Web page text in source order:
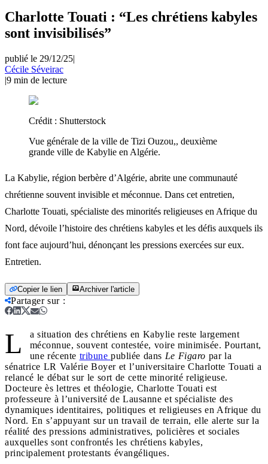
Charlotte Touati : “Les chrétiens kabyles
sont invisibilisés”
publié le 29/12/25|
Cécile Séveirac
|9 min de lecture
Crédit : Shutterstock
Vue générale de la ville de Tizi Ouzou,, deuxième
grande ville de Kabylie en Algérie.
La Kabylie, région berbère d’Algérie, abrite une communauté
chrétienne souvent invisible et méconnue. Dans cet entretien,
Charlotte Touati, spécialiste des minorités religieuses en Afrique du
Nord, dévoile l’histoire des chrétiens kabyles et les défis auxquels ils
font face aujourd’hui, dénonçant les pressions exercées sur eux.
Entretien.
Copier le lien Archiver l'article
Partager sur:
L
a situation des chrétiens en Kabylie reste largement
méconnue, souvent contestée, voire minimisée. Pourtant,
une récente tribune publiée dans Le Figaro par la
sénatrice LR Valérie Boyer et l’universitaire Charlotte Touati a
relancé le débat sur le sort de cette minorité religieuse.
Docteure ès lettres et théologie, Charlotte Touati est
professeure à l’université de Lausanne et spécialiste des
dynamiques identitaires, politiques et religieuses en Afrique du
Nord. En s’appuyant sur un travail de terrain, elle alerte sur la
réalité des pressions administratives, policières et sociales
auxquelles sont confrontés les chrétiens kabyles,
principalement protestants évangéliques.